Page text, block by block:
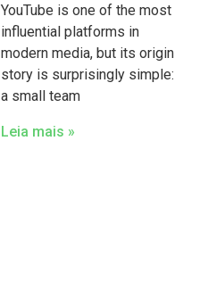
YouTube is one of the most
influential platforms in
modern media, but its origin
story is surprisingly simple:
a small team
Leia mais »